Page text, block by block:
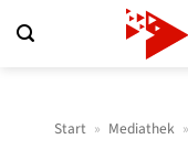
Inhalt
Start » Mediathek »